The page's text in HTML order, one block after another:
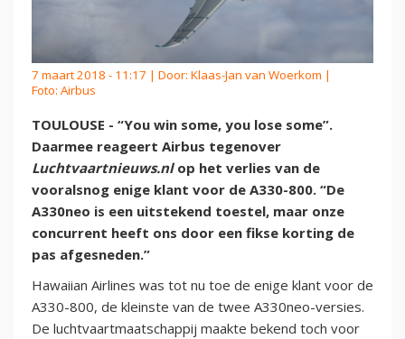
7 maart 2018 - 11:17 | Door: Klaas-Jan van Woerkom |
Foto: Airbus
TOULOUSE - “You win some, you lose some”.
Daarmee reageert Airbus tegenover
Luchtvaartnieuws.nlop het verlies van de
vooralsnog enige klant voor de A330-800. “De
A330neo is een uitstekend toestel, maar onze
concurrent heeft ons door een fikse korting de
pas afgesneden.”
Hawaiian Airlines was tot nu toe de enige klant voor de
A330-800, de kleinste van de twee A330neo-versies.
De luchtvaartmaatschappij maakte bekend toch voor